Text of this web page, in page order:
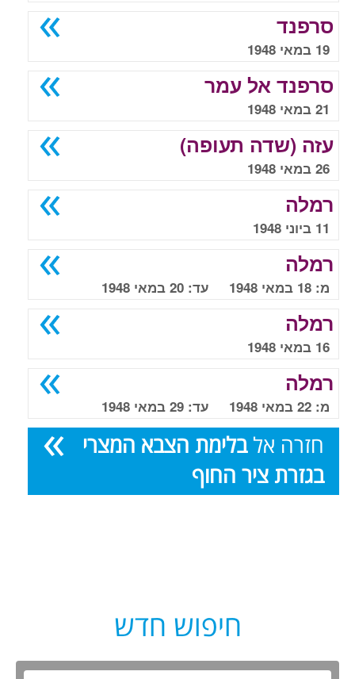
סרפנד
19 במאי 1948
סרפנד אל עמר
21 במאי 1948
עזה (שדה תעופה)
26 במאי 1948
רמלה
11 ביוני 1948
רמלה
מ: 18 במאי 1948 עד: 20 במאי 1948
רמלה
16 במאי 1948
רמלה
מ: 22 במאי 1948 עד: 29 במאי 1948
חזרה אלבלימת הצבא המצרי
בגזרת ציר החוף
חיפוש חדש